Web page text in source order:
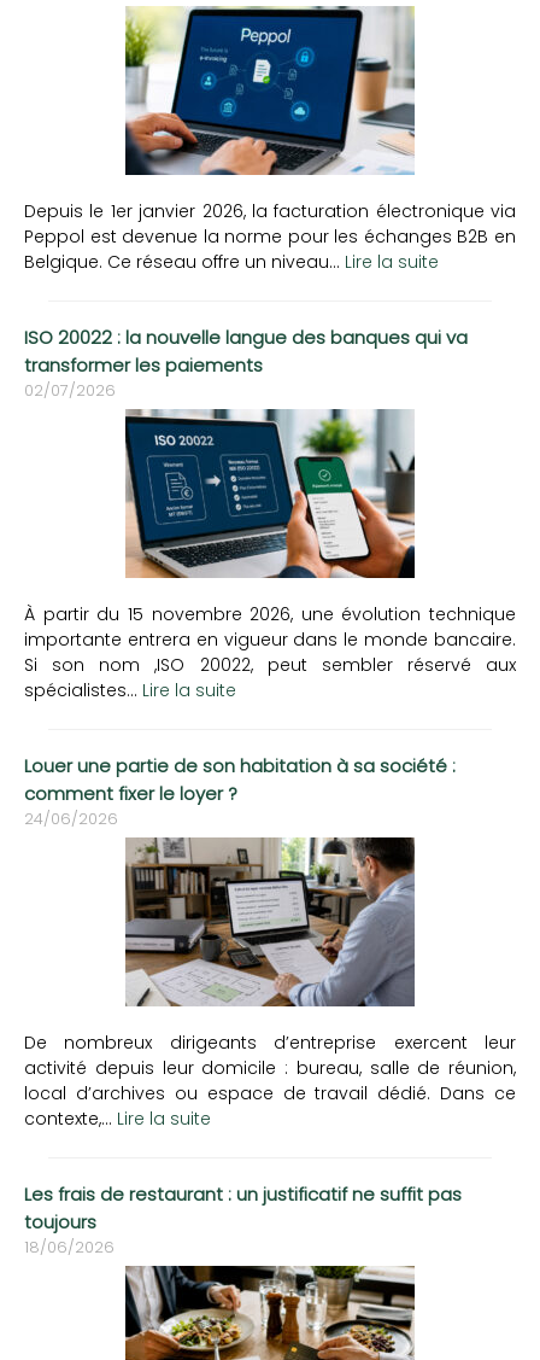
Depuis le 1er janvier 2026, la facturation électronique via
Peppol est devenue la norme pour les échanges B2B en
Belgique. Ce réseau offre un niveau... Lire la suite
ISO 20022 : la nouvelle langue des banques qui va
transformer les paiements
02/07/2026
À partir du 15 novembre 2026, une évolution technique
importante entrera en vigueur dans le monde bancaire.
Si son nom ,ISO 20022, peut sembler réservé aux
spécialistes... Lire la suite
Louer une partie de son habitation à sa société :
comment fixer le loyer ?
24/06/2026
De nombreux dirigeants d’entreprise exercent leur
activité depuis leur domicile : bureau, salle de réunion,
local d’archives ou espace de travail dédié. Dans ce
contexte,... Lire la suite
Les frais de restaurant : un justificatif ne suffit pas
toujours
18/06/2026